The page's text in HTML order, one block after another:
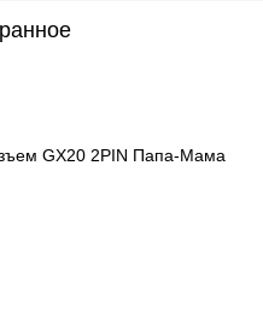
GX20 2PIN Папа-Мама